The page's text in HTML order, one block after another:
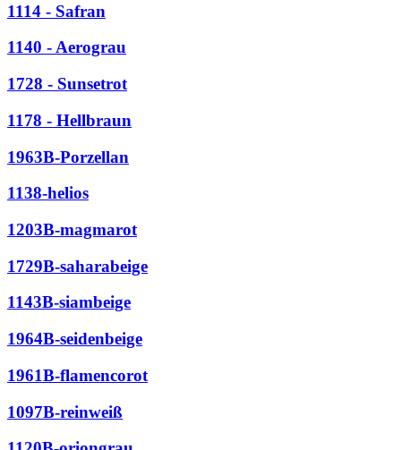
1114 - Safran
1140 - Aerograu
1728 - Sunsetrot
1178 - Hellbraun
1963B-Porzellan
1138-helios
1203B-magmarot
1729B-saharabeige
1143B-siambeige
1964B-seidenbeige
1961B-flamencorot
1097B-reinweiß